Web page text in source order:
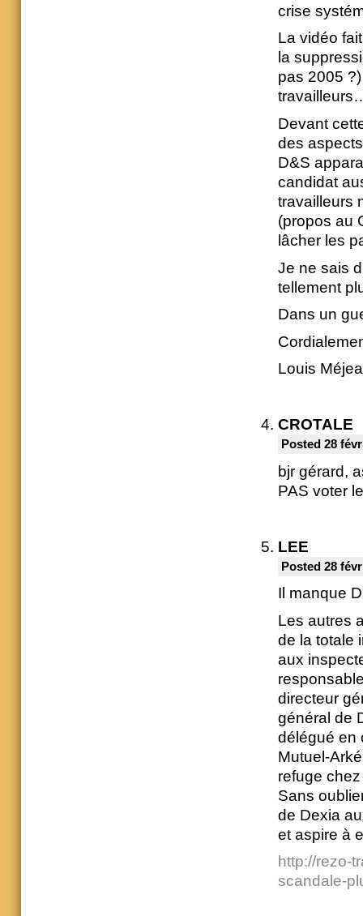
crise
La vidéo
la
pas 2005
Devant
des
D&S
candidat
travailleurs
(propos au
lâcher les
Je ne sais
tellement
Dans un
Louis
CROTALE
Posted 28
bjr gérard,
PAS voter
LEE
Posted 28
Il manque
Les autres
de la totale
aux
directeur
général de
délégué en
Mutuel-
refuge
Sans
de Dexia
et aspire à
http://rezo-
scandale-